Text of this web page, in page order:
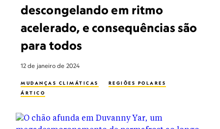
descongelando em ritmo
acelerado, e consequências são
para todos
12 de janeiro de 2024
MUDANÇAS CLIMÁTICAS
REGIÕES POLARES
ÁRTICO